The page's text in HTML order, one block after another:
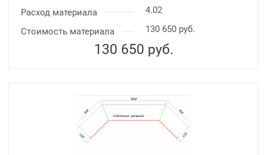
Расход материала
4.02
Стоимость материала
130 650 руб.
130 650 руб.